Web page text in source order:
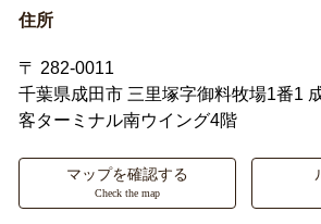
住所
〒 282-0011
千葉県成田市 三里塚字御料牧場1番1
客ターミナル南ウイング4階
マップを確認する
Check the map